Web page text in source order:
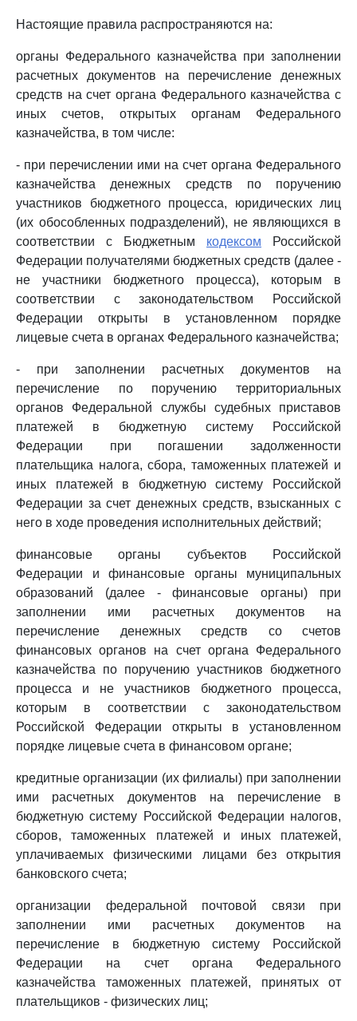
Настоящие правила распространяются на:
органы Федерального казначейства при заполнении
расчетных документов на перечисление денежных
средств на счет органа Федерального казначейства с
иных счетов, открытых органам Федерального
казначейства, в том числе:
- при перечислении ими на счет органа Федерального
казначейства денежных средств по поручению
участников бюджетного процесса, юридических лиц
(их обособленных подразделений), не являющихся в
соответствии с Бюджетным кодексом Российской
Федерации получателями бюджетных средств (далее -
не участники бюджетного процесса), которым в
соответствии с законодательством Российской
Федерации открыты в установленном порядке
лицевые счета в органах Федерального казначейства;
- при заполнении расчетных документов на
перечисление по поручению территориальных
органов Федеральной службы судебных приставов
платежей в бюджетную систему Российской
Федерации при погашении задолженности
плательщика налога, сбора, таможенных платежей и
иных платежей в бюджетную систему Российской
Федерации за счет денежных средств, взысканных с
него в ходе проведения исполнительных действий;
финансовые органы субъектов Российской
Федерации и финансовые органы муниципальных
образований (далее - финансовые органы) при
заполнении ими расчетных документов на
перечисление денежных средств со счетов
финансовых органов на счет органа Федерального
казначейства по поручению участников бюджетного
процесса и не участников бюджетного процесса,
которым в соответствии с законодательством
Российской Федерации открыты в установленном
порядке лицевые счета в финансовом органе;
кредитные организации (их филиалы) при заполнении
ими расчетных документов на перечисление в
бюджетную систему Российской Федерации налогов,
сборов, таможенных платежей и иных платежей,
уплачиваемых физическими лицами без открытия
банковского счета;
организации федеральной почтовой связи при
заполнении ими расчетных документов на
перечисление в бюджетную систему Российской
Федерации на счет органа Федерального
казначейства таможенных платежей, принятых от
плательщиков - физических лиц;